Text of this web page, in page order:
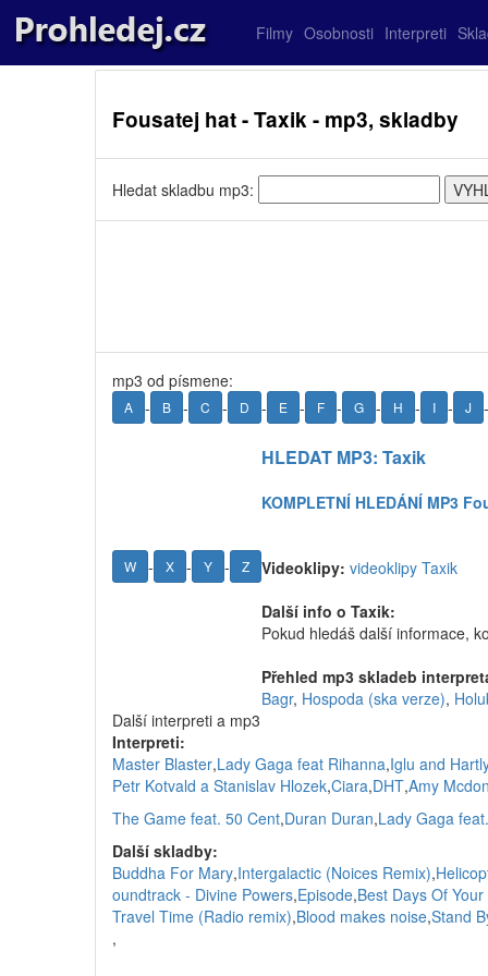
Filmy Osobnosti Interpreti
Fousatej hat - Taxik - mp3, skladby
Hledat skladbu mp3:
mp3 od písmene:
A - B - C - D - E - F - G - H - I - J -
W - X - Y - Z
HLEDAT MP3: Taxik
KOMPLETNÍ HLEDÁNÍ MP3
Videoklipy: videoklipy Taxik
Další info o Taxik:
Pokud hledáš další informace,
Přehled mp3 skladeb
Bagr, Hospoda (ska verze),
Další interpreti a mp3
Interpreti:
Master Blaster,Lady Gaga feat Rihanna,Iglu and
Petr Kotvald a Stanislav Hlozek,Ciara,DHT,Amy
The Game feat. 50 Cent,Duran Duran,Lady Gaga
Další skladby:
Buddha For Mary,Intergalactic (Noices Remix),
oundtrack - Divine Powers,Episode,Best Days Of
Travel Time (Radio remix),Blood makes noise,Stand
,